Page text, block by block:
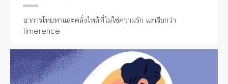
อาการโหยหาและคลั่งไหล้ที่ไม่ใช่ความรัก แต่เรียกว่า
limerence